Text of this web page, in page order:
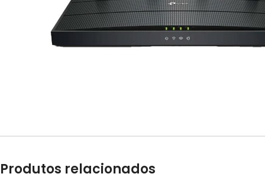
Produtos relacionados